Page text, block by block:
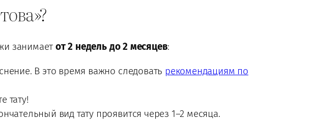
занимаетот 2 недель до 2 месяцев:
В это время важно следовать рекомендациям по
тату!
вид тату проявится через 1–2 месяца.